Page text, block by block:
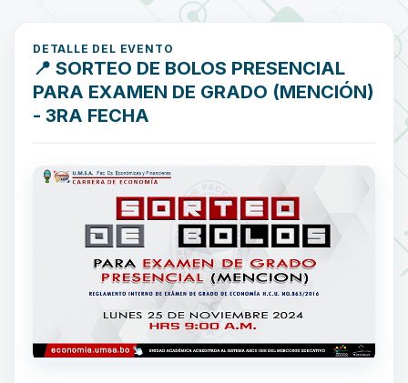
DETALLE DEL EVENTO
📍 SORTEO DE BOLOS PRESENCIAL
PARA EXAMEN DE GRADO (MENCIÓN)
- 3RA FECHA